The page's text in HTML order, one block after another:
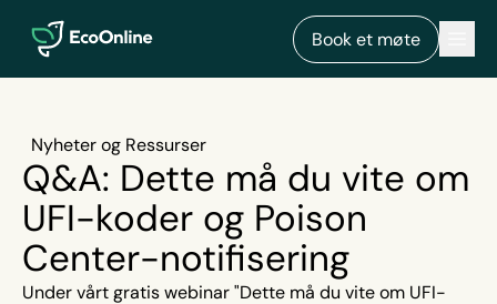
EcoOnline
Book et møte
Nyheter og Ressurser
Q&A: Dette må du vite om
UFI-koder og Poison
Center-notifisering
Under vårt gratis webinar "Dette må du vite om UFI-